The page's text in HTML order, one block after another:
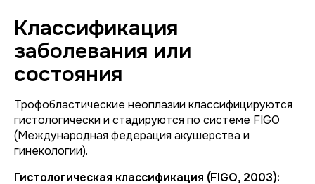
Классификация
заболевания или
состояния
Трофобластические неоплазии классифицируются
гистологически и стадируются по системе FIGO
(Международная федерация акушерства и
гинекологии).
Гистологическая классификация (FIGO, 2003):